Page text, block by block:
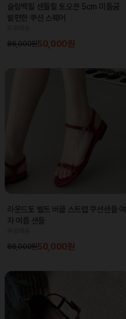
슬링백힐 샌들힐 토오픈 5cm 미들굽
발편한 쿠션 스퀘어
86,000원50,000원
라운드토 벨트 버클 스트랩 쿠션샌들 여
자 여름 샌들
86,000원50,000원